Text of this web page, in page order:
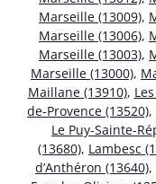
Marseille (13009),
Marseille (13006),
Marseille (13003),
Marseille (13000),
Maillane (13910),
de-Provence (13520),
Le Puy-Sainte-
(13680), Lambesc
d’Anthéron (13640),